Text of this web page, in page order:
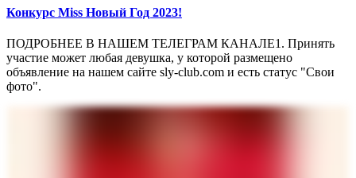
Конкурс Miss Новый Год 2023!
ПОДРОБНЕЕ В НАШЕМ ТЕЛЕГРАМ КАНАЛЕ1. Принять
участие может любая девушка, у которой размещено
объявление на нашем сайте sly-club.com и есть статус "Свои
фото".